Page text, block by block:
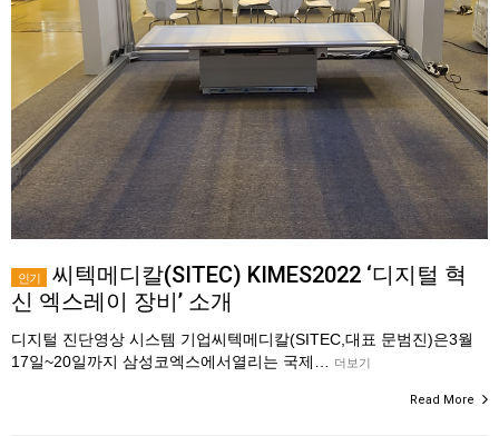
인기
씨텍메디칼(SITEC) KIMES2022 ‘디지털 혁
신 엑스레이 장비’ 소개
디지털 진단영상 시스템 기업씨텍메디칼(SITEC,대표 문범진)은3월
17일~20일까지 삼성코엑스에서열리는 국제…
더보기
Read More